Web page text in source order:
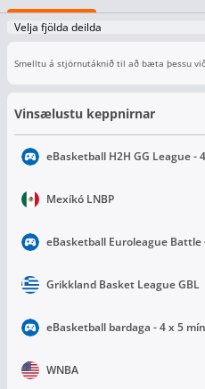
Velja fjölda deilda
Smelltu á stjörnutáknið til að bæta þessu
Vinsælustu keppnirnar
eBasketball H2H GG League -
Mexíkó LNBP
eBasketball Euroleague Battle
Grikkland Basket League GBL
eBasketball bardaga - 4 x 5 mín
WNBA